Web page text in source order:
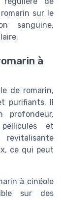
sur le
sanguine,
à
de romarin,
purifiants. Il
et
ce qui peut
à cinéole
sur des